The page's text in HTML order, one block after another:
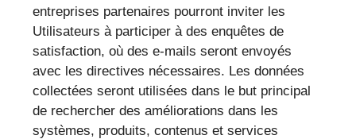
entreprises partenaires pourront inviter les
Utilisateurs à participer à des enquêtes de
satisfaction, où des e-mails seront envoyés
avec les directives nécessaires. Les données
collectées seront utilisées dans le but principal
de rechercher des améliorations dans les
systèmes, produits, contenus et services